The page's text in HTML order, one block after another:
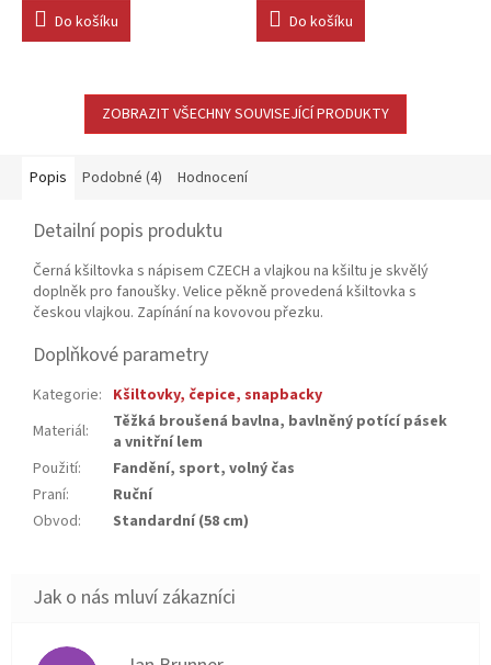
Do košíku Do košíku
ZOBRAZIT VŠECHNY SOUVISEJÍCÍ PRODUKTY
Popis Podobné (4) Hodnocení
Detailní popis produktu
Černá kšiltovka s nápisem CZECH a vlajkou na kšiltu je skvělý
doplněk pro fanoušky. Velice pěkně provedená kšiltovka s
českou vlajkou. Zapínání na kovovou přezku.
Doplňkové parametry
Kategorie: Kšiltovky, čepice, snapbacky
Materiál:
Těžká broušená bavlna, bavlněný potící pásek
a vnitřní lem
Použití:
Fandění, sport, volný čas
Praní:
Ruční
Obvod: Standardní (58 cm)